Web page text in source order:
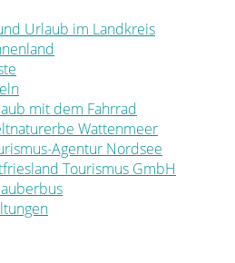
Urlaub im Landkreis
mit dem Fahrrad
Wattenmeer
Agentur Nordsee
Tourismus GmbH